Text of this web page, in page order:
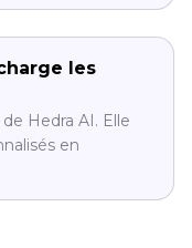
les
Hedra AI. Elle
en